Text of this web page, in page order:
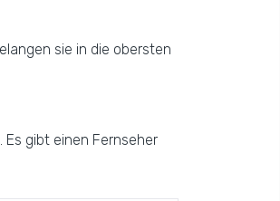
sie in die obersten
gibt einen Fernseher